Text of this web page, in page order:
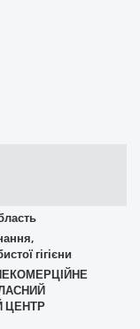
гігієни
НЕКОМЕРЦІЙНЕ
ЦЕНТР